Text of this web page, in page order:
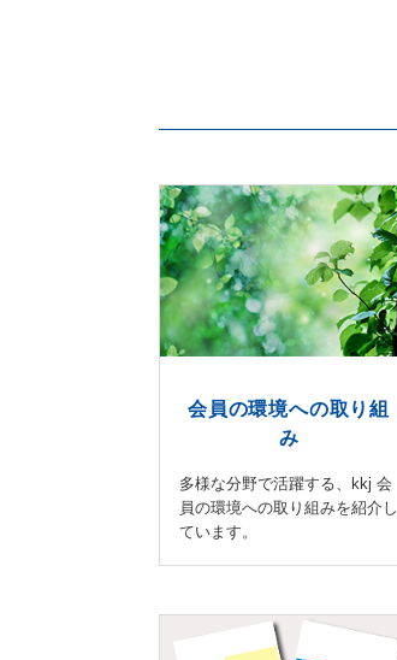
会員の環境への取り組
み
多様な分野で活躍する、kkj 会
員の環境への取り組みを紹介し
ています。